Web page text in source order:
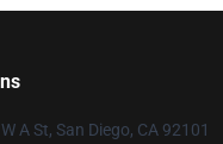
A St, San Diego, CA 92101